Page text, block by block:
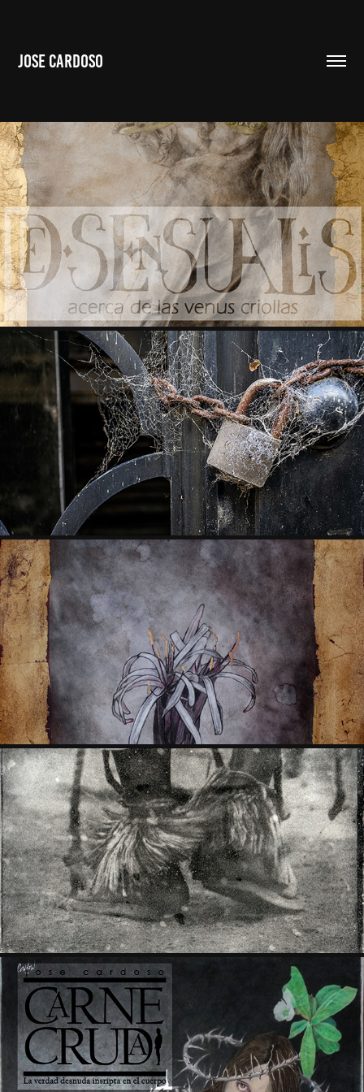
JOSE CARDOSO
DE SENSUALIS (ACERCA DE LAS VENUS CRIOLLAS)
2024
CIUDADES DE SILENCIO
2013
ARTE BOTÁNICO
2020
BROMÓLEOS AFRICANOS
2020
CARNE CRUDA (TEXTO Y OBRAS)
2018